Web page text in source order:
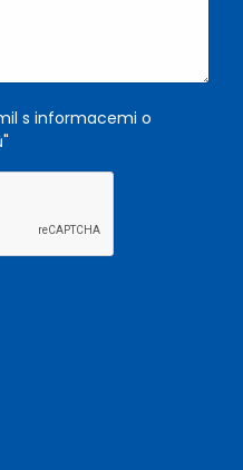
s informacemi o